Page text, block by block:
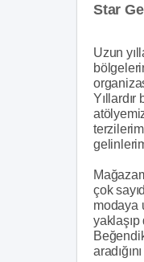
Star
Uzun
çok
modaya